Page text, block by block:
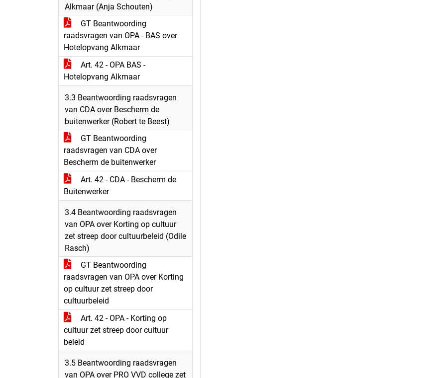
Alkmaar (Anja Schouten)
GT Beantwoording
raadsvragen van OPA - BAS over
Hotelopvang Alkmaar
Art. 42 - OPA BAS -
Hotelopvang Alkmaar
3.3 Beantwoording raadsvragen
van CDA over Bescherm de
buitenwerker (Robert te Beest)
GT Beantwoording
raadsvragen van CDA over
Bescherm de buitenwerker
Art. 42 - CDA - Bescherm de
Buitenwerker
3.4 Beantwoording raadsvragen
van OPA over Korting op cultuur
zet streep door cultuurbeleid (Odile
Rasch)
GT Beantwoording
raadsvragen van OPA over Korting
op cultuur zet streep door
cultuurbeleid
Art. 42 - OPA - Korting op
cultuur zet streep door cultuur
beleid
3.5 Beantwoording raadsvragen
van OPA over PRO VVD college zet